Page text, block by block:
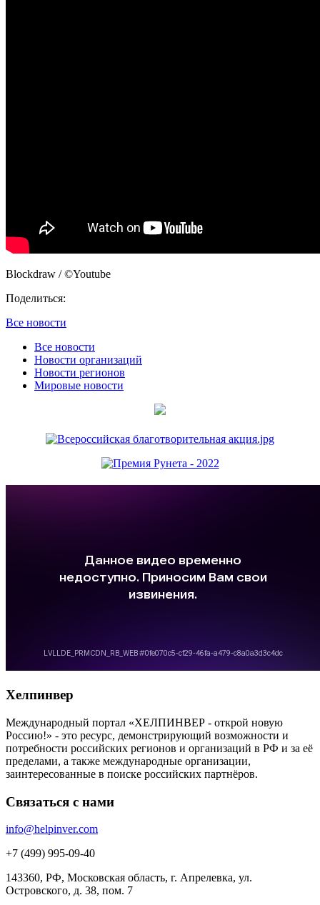
Blockdraw / ©Youtube
Поделиться:
Все новости
Все новости
Новости организаций
Новости регионов
Мировые новости
Хелпинвер
Международный портал «ХЕЛПИНВЕР - открой новую
Россию!» - это ресурс, демонстрирующий возможности и
потребности российских регионов и организаций в РФ и за её
пределами, а также международные организации,
заинтересованные в поиске российских партнёров.
Связаться с нами
info@helpinver.com
+7 (499) 995-09-40
143360, РФ, Московская область, г. Апрелевка, ул.
Островского, д. 38, пом. 7